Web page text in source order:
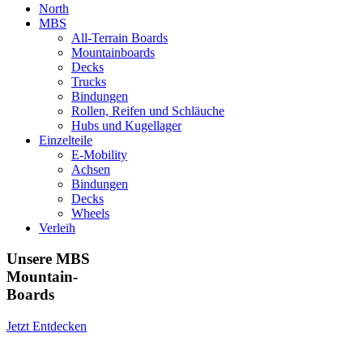
North
MBS
All-Terrain Boards
Mountainboards
Decks
Trucks
Bindungen
Rollen, Reifen und Schläuche
Hubs und Kugellager
Einzelteile
E-Mobility
Achsen
Bindungen
Decks
Wheels
Verleih
Unsere MBS
Mountain-
Boards
Jetzt Entdecken